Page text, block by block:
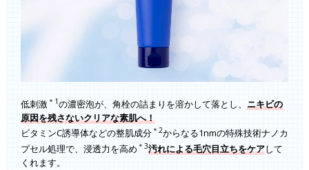
低刺激 ＊1の濃密泡が、角栓の詰まりを溶かして落とし、 ニキビの
原因を残さないクリアな素肌へ！
ビタミンC誘導体などの整肌成分 ＊2からなる1nmの特殊技術ナノカ
プセル処理で、浸透力を高め ＊3汚れによる毛穴目立ちをケアして
くれます。